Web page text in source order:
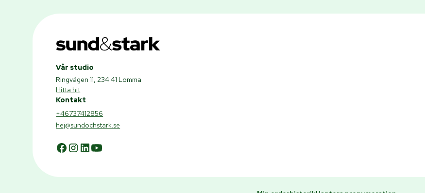
Vår studio
Ringvägen 11, 234 41 Lomma
Hitta hit
Kontakt
+46737412856
hej@sundochstark.se